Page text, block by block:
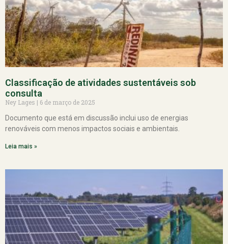
Classificação de atividades sustentáveis sob
consulta
Ney Lages
6 de março de 2025
Documento que está em discussão inclui uso de energias
renováveis com menos impactos sociais e ambientais.
Leia mais »